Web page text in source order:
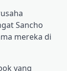
Sancho
mereka di
yang